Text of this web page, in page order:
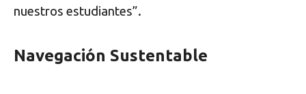
nuestros estudiantes”.
Navegación Sustentable